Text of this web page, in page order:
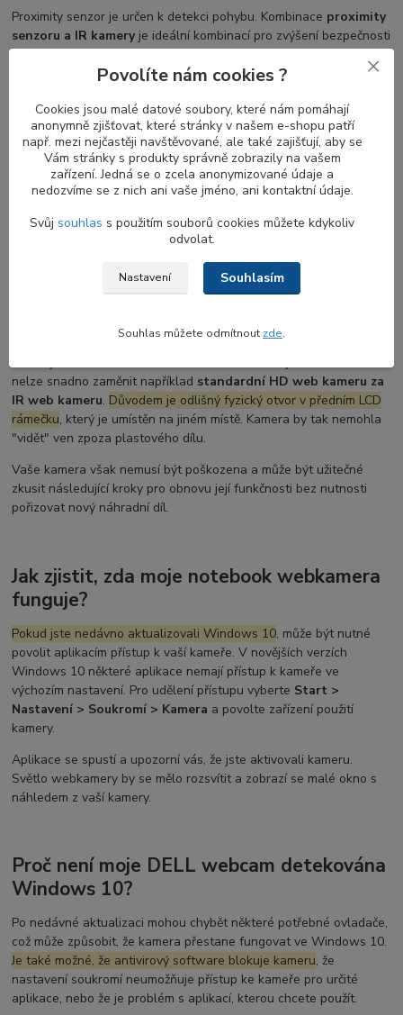
Proximity senzor je určen k detekci pohybu. Kombinace proximity
senzoru a IR kameryje ideální kombinací pro zvýšení bezpečnosti
a pohodlí. Když se vzdálíte od notebooku, obrazovka se vypne a
jakmile se vrátíte, obrazovka se zapne aIR kamera
začne hledat
je stále užitečný pro automatické zamykání vašeho notebooku,
když u něj nejste.
Co zvážit před výměnou web kamery HD u
notebooku DELL
instalace bude zahrnovat i výměnu několika dalších dílů, zejména
LCD displej rámečku s otvorem pro webkameru
připojení k webkameře.
nelze snadno zaměnit například standardní HD web kameru za
IR web kameru. Důvodem je odlišný fyzický otvor v předním LCD
rámečku, který je umístěn na jiném místě. Kamera by tak nemohla
"vidět" ven zpoza plastového dílu.
Vaše kamera však nemusí být poškozena a může být užitečné
zkusit následující kroky pro obnovu její funkčnosti bez nutnosti
pořizovat nový náhradní díl.
Jak zjistit, zda moje notebook webkamera
funguje?
Pokud jste nedávno aktualizovali Windows 10, může být nutné
povolit aplikacím přístup k vaší kameře. V novějších verzích
Windows 10 některé aplikace nemají přístup k kameře ve
výchozím nastavení. Pro udělení přístupu vyberte Start >
Nastavení > Soukromí > Kamera a povolte zařízení použití
kamery.
Aplikace se spustí a upozorní vás, že jste aktivovali kameru.
Světlo webkamery by se mělo rozsvítit a zobrazí se malé okno s
náhledem z vaší kamery.
Proč není moje DELL webcam detekována
Windows 10?
Po nedávné aktualizaci mohou chybět některé potřebné ovladače,
což může způsobit, že kamera přestane fungovat ve Windows 10.
Je také možné, že antivirový software blokuje kameru, že
nastavení soukromí neumožňuje přístup ke kameře pro určité
aplikace, nebo že je problém s aplikací, kterou chcete použít.
Povolíte nám cookies ?
Cookies jsou malé datové soubory, které nám pomáhají
anonymně zjišťovat, které stránky v našem e-shopu patří
např. mezi nejčastěji navštěvované, ale také zajišťují, aby se
Vám stránky s produkty správně zobrazily na vašem
zařízení. Jedná se o zcela anonymizované údaje a
nedozvíme se z nich ani vaše jméno, ani kontaktní údaje.
Svůj souhlas s použitím souborů cookies můžete kdykoliv
odvolat.
Nastavení Souhlasím
Souhlas můžete odmítnout zde.